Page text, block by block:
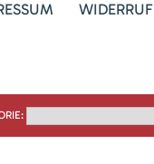
WIDERRUF